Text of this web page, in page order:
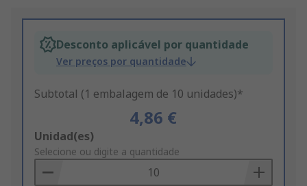
Desconto aplicável por quantidade
Ver preços por quantidade
Subtotal (1 embalagem de 10 unidades)*
4,86 €
Add
to
Basket
Unidad(es)
Selecione ou digite a quantidade